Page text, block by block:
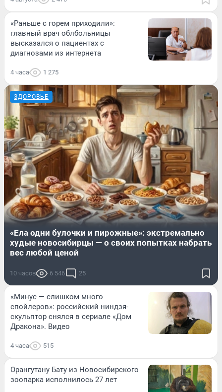
«Раньше с горем приходили»:
главный врач облбольницы
высказался о пациентах с
диагнозами из интернета
4 часа 1 275
ЗДОРОВЬЕ
«Ела одни булочки и пирожные»: экстремально
худые новосибирцы — о своих попытках набрать
вес любой ценой
10 часов 6 546 25
«Минус — слишком много
спойлеров»: российский ниндзя-
скульптор снялся в сериале «Дом
Дракона». Видео
4 часа 515
Орангутану Бату из Новосибирского
зоопарка исполнилось 27 лет